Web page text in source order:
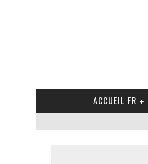
ACCUEIL FR